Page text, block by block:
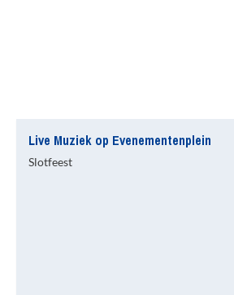
Live Muziek op Evenementenplein
Slotfeest